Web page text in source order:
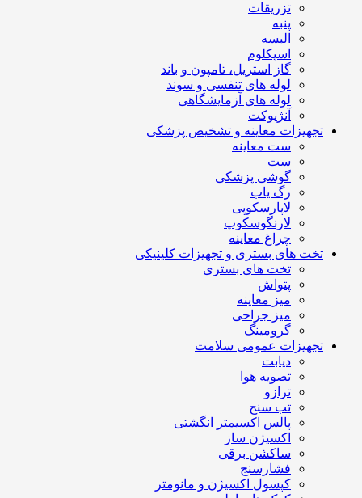
تزریقات
پنبه
البسه
اسپکلوم
گاز استریل، تامپون و باند
لوله های تنفسی و سوند
لوله های آزمایشگاهی
آنژیوکت
تجهیزات معاینه و تشخیص پزشکی
ست معاینه
ست
گوشی پزشکی
رگ یاب
لاپارسکوپی
لارنگوسکوپ
چراغ معاینه
تخت های بستری و تجهیزات کلینیکی
تخت های بستری
پتواش
میز معاینه
میز جراحی
گرومینگ
تجهیزات عمومی سلامت
دیابت
تصویه هوا
ترازو
تب سنج
پالس اکسیمتر انگشتی
اکسیژن ساز
ساکشن برقی
فشارسنج
کپسول اکسیژن و مانومتر